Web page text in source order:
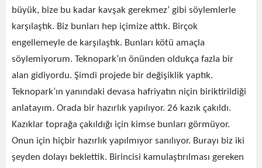
büyük, bize bu kadar kavşak gerekmez’ gibi söylemlerle
karşılaştık. Biz bunları hep içimize attık. Birçok
engellemeyle de karşılaştık. Bunları kötü amaçla
söylemiyorum. Teknopark’ın önünden oldukça fazla bir
alan gidiyordu. Şimdi projede bir değişiklik yaptık.
Teknopark’ın yanındaki devasa hafriyatın niçin biriktirildiği
anlatayım. Orada bir hazırlık yapılıyor. 26 kazık çakıldı.
Kazıklar toprağa çakıldığı için kimse bunları görmüyor.
Onun için hiçbir hazırlık yapılmıyor sanılıyor. Burayı biz iki
şeyden dolayı beklettik. Birincisi kamulaştırılması gereken